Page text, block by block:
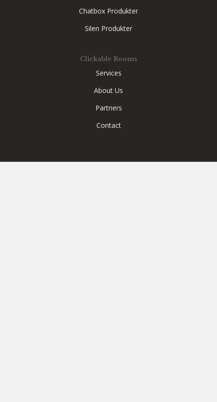
Chatbox Produkter
Silen Produkter
Clickable Rooms
Services
About Us
Partners
Contact